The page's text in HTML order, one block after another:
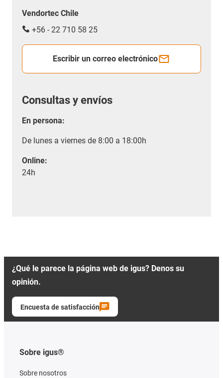
Vendortec Chile
+56 - 22 710 58 25
Escribir un correo electrónico
Consultas y envíos
En persona:
De lunes a viernes de 8:00 a 18:00h
Online:
24h
¿Qué le parece la página web de igus? Denos su
opinión.
Encuesta de satisfacción
Sobre igus®
Sobre nosotros